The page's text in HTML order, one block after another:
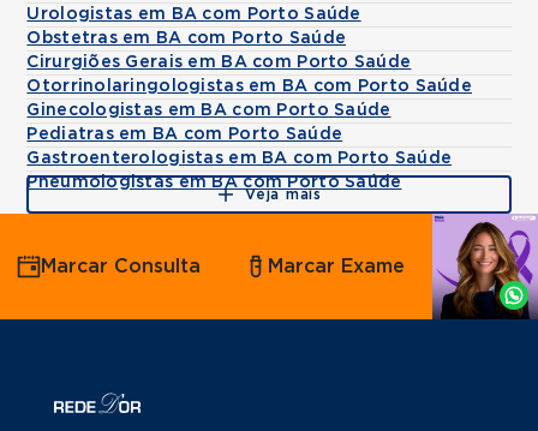
Urologistas em BA com Porto Saúde
Obstetras em BA com Porto Saúde
Cirurgiões Gerais em BA com Porto Saúde
Otorrinolaringologistas em BA com Porto Saúde
Ginecologistas em BA com Porto Saúde
Pediatras em BA com Porto Saúde
Gastroenterologistas em BA com Porto Saúde
Pneumologistas em BA com Porto Saúde
Veja mais
Agende
por
Whatsapp
Marcar Consulta Marcar Exame